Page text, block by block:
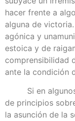
hacer frente a
alguna de
agónica y
estoica y de
comprensibilidad
ante la condición
Si en algunos
de principios
la asunción de la